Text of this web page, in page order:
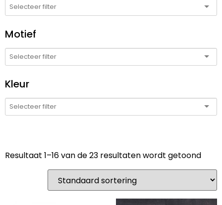
Motief
Kleur
Resultaat 1–16 van de 23 resultaten wordt getoond